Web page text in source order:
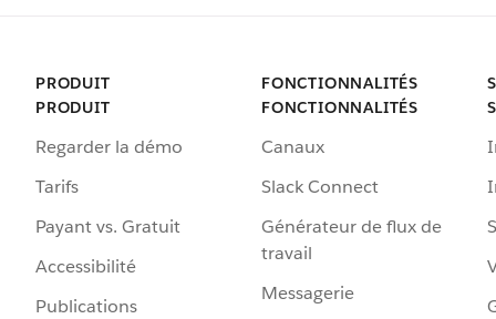
PRODUIT
PRODUIT
Regarder la démo
Tarifs
Payant vs. Gratuit
Accessibilité
Publications
FONCTIONNALITÉS
FONCTIONNALITÉS
Canaux
Slack Connect
Générateur de flux de
travail
Messagerie